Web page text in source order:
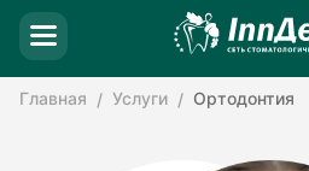
Главная Услуги Ортодонтия